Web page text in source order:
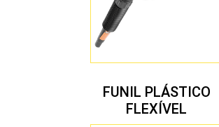
FUNIL PLÁSTICO
FLEXÍVEL